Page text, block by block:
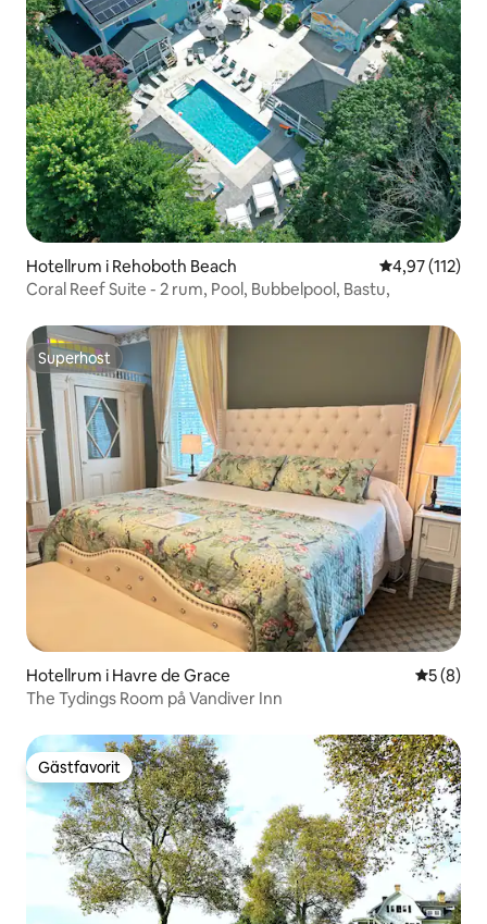
Hotellrum i Rehoboth Beach 4,97 av 5 i
4,97 (112)
Coral Reef Suite - 2 rum, Pool, Bubbelpool, Bastu,
Superhost
Superhost
Hotellrum i Havre de Grace 5 av 5 i
5 (8)
The Tydings Room på Vandiver Inn
Gästfavorit
Gästfavorit